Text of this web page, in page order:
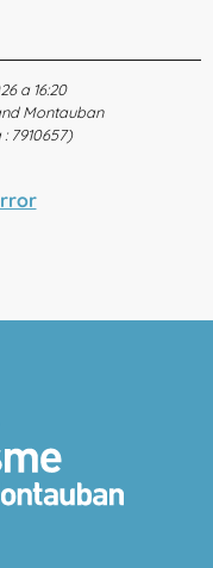
a 16:20
Montauban
: 7910657)